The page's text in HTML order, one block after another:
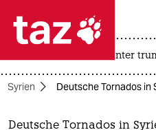
 taz
taz zahl ich
themen
usa unter
Syrien Deutsche Tornados in
Deutsche Tornados in